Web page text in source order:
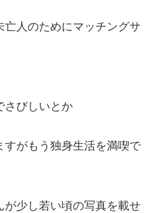
人のためにマッチングサ
さびしいとか
すがもう独身生活を満喫で
少し若い頃の写真を載せ